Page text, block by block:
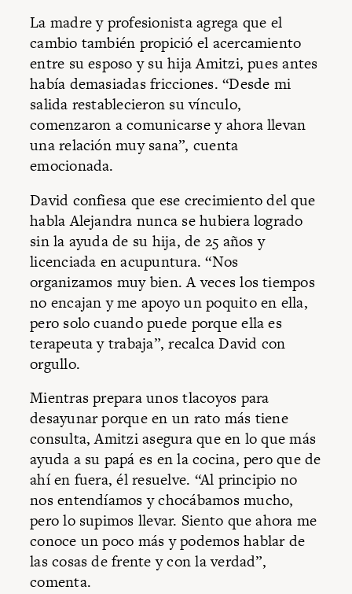
La madre y profesionista agrega que el
cambio también propició el acercamiento
entre su esposo y su hija Amitzi, pues antes
había demasiadas fricciones. “Desde mi
salida restablecieron su vínculo,
comenzaron a comunicarse y ahora llevan
una relación muy sana”, cuenta
emocionada.
David confiesa que ese crecimiento del que
habla Alejandra nunca se hubiera logrado
sin la ayuda de su hija, de 25 años y
licenciada en acupuntura. “Nos
organizamos muy bien. A veces los tiempos
no encajan y me apoyo un poquito en ella,
pero solo cuando puede porque ella es
terapeuta y trabaja”, recalca David con
orgullo.
Mientras prepara unos tlacoyos para
desayunar porque en un rato más tiene
consulta, Amitzi asegura que en lo que más
ayuda a su papá es en la cocina, pero que de
ahí en fuera, él resuelve. “Al principio no
nos entendíamos y chocábamos mucho,
pero lo supimos llevar. Siento que ahora me
conoce un poco más y podemos hablar de
las cosas de frente y con la verdad”,
comenta.